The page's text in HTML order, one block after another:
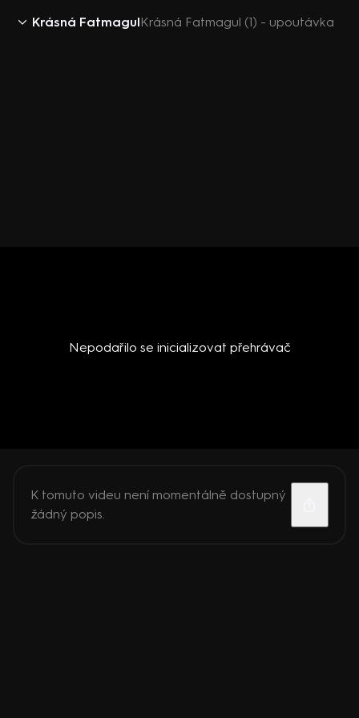
Krásná FatmagulKrásná Fatmagul (1) - upoutávka
Nepodařilo se inicializovat přehrávač
K tomuto videu není momentálně dostupný
žádný popis.